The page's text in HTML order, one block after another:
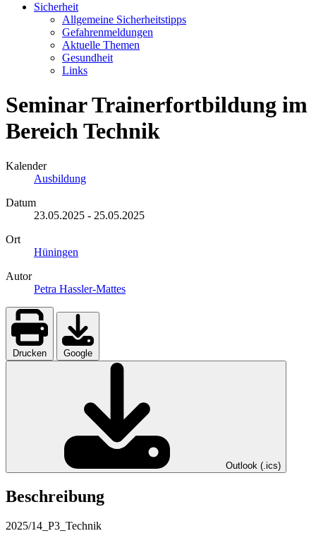
Sicherheit
Allgemeine Sicherheitstipps
Gefahrenmeldungen
Aktuelle Themen
Gesundheit
Links
Seminar Trainerfortbildung im
Bereich Technik
Kalender
Ausbildung
Datum
23.05.2025 - 25.05.2025
Ort
Hüningen
Autor
Petra Hassler-Mattes
Drucken Google
Outlook (.ics)
Beschreibung
2025/14_P3_Technik